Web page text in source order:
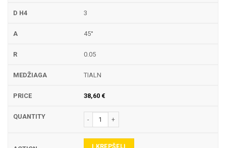
3
45°
0.05
TIALN
38,60 €
produkto kiekis: E345-R GRAVIRAVIMO FREZA
Į KREPŠELĮ